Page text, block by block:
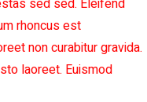
sed sed. Eleifend
rhoncus est
non curabitur gravida.
laoreet. Euismod